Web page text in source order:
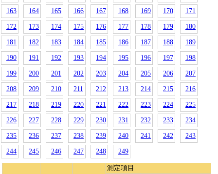
163 164 165 166 167 168 169 170 171
172 173 174 175 176 177 178 179 180
181 182 183 184 185 186 187 188 189
190 191 192 193 194 195 196 197 198
199 200 201 202 203 204 205 206 207
208 209 210 211 212 213 214 215 216
217 218 219 220 221 222 223 224 225
226 227 228 229 230 231 232 233 234
235 236 237 238 239 240 241 242 243
244 245 246 247 248 249
測定項目